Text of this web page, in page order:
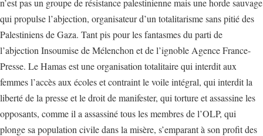
n’est pas un groupe de résistance palestinienne mais une horde sauvage
qui propulse l’abjection, organisateur d’un totalitarisme sans pitié des
Palestiniens de Gaza. Tant pis pour les fantasmes du parti de
l’abjection Insoumise de Mélenchon et de l’ignoble Agence France-
Presse. Le Hamas est une organisation totalitaire qui interdit aux
femmes l’accès aux écoles et contraint le voile intégral, qui interdit la
liberté de la presse et le droit de manifester, qui torture et assassine les
opposants, comme il a assassiné tous les membres de l’OLP, qui
plonge sa population civile dans la misère, s’emparant à son profit des